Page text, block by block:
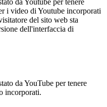
da Youtube per tenere
i video di Youtube incorporati
del sito web sta
dell'interfaccia di
da YouTube per tenere
incorporati.